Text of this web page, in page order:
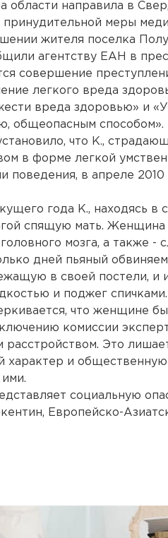
области направила в
меры
жителя поселка
агентству ЕАН в
совершение
легкого вреда
вреда здоровью» и
общеопасным способом».
что К.,
в форме легкой
поведения, в апреле 2010
года К., находясь в
спящую мать. Женщина
мозга, а также -
дней пьяный
в своей постели, и
и поджег
что женщине
комиссии
расстройством. Это
характер и
социальную
Европейско-